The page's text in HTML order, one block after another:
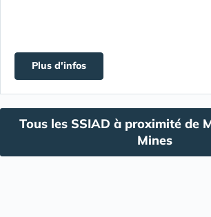
Plus d'infos
Tous les SSIAD à proximité de
Mines